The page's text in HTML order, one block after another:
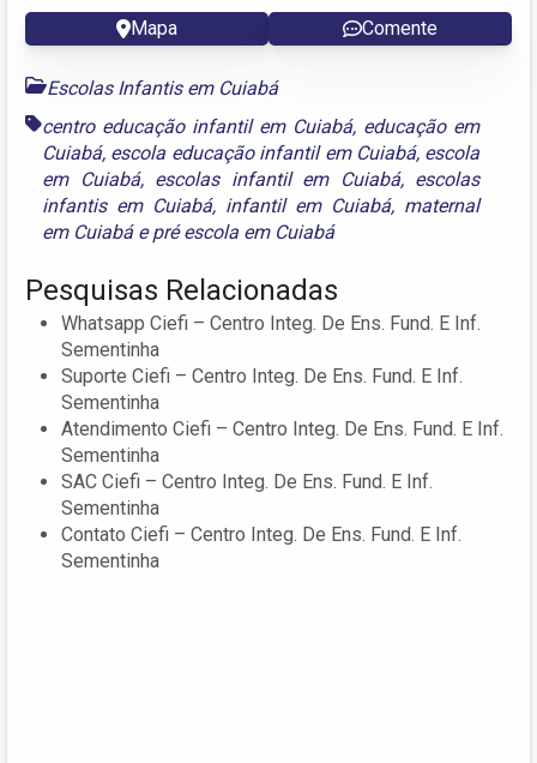
Mapa Comente
Escolas Infantis em Cuiabá
centro educação infantil em Cuiabá, educação em
Cuiabá, escola educação infantil em Cuiabá, escola
em Cuiabá, escolas infantil em Cuiabá, escolas
infantis em Cuiabá, infantil em Cuiabá, maternal
em Cuiabáepré escola em Cuiabá
Pesquisas Relacionadas
Whatsapp Ciefi – Centro Integ. De Ens. Fund. E Inf.
Sementinha
Suporte Ciefi – Centro Integ. De Ens. Fund. E Inf.
Sementinha
Atendimento Ciefi – Centro Integ. De Ens. Fund. E Inf.
Sementinha
SAC Ciefi – Centro Integ. De Ens. Fund. E Inf.
Sementinha
Contato Ciefi – Centro Integ. De Ens. Fund. E Inf.
Sementinha